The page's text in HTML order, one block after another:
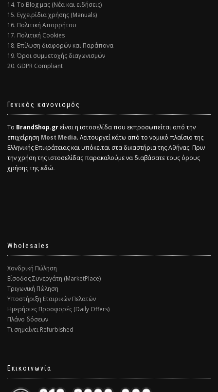
14. Το Blog μας (Νέα και ειδήσεις)
15. Εγχειρίδια χρήσης (Manuals)
16. Πολιτική Απορρήτου
17. Πολιτική Cookies
18. Επίλυση διαφορών και Παράπονα
19. Όροι συμμετοχής διαγωνισμών
20. GDPR Compliant
Γενικός κανονισμός
Το BrandShop.gr είναι η ιστοσελίδα που εκπροσωπείται από την
επιχείρηση Most Media. Λειτουργεί κάτω από το νομικό πλαίσιο της
Ελληνικής Επικράτειας και υπόκειται στα δικαστήρια της Αθήνας. Πριν
την χρήση της ιστοσελίδας παρακαλούμε να διαβάσατε τους όρους
χρήσης τηςεδώ.
Wholesales
Χονδρική Πώληση
Είσοδος Συνεργάτη (MarketPlace)
Τριγωνική Πώληση
Υποστήριξη Εταιρικών Πελατών
Ημερήσιες Προσφορές (Daily Offers)
Πλάνο δόσεων
Τι σημαίνει Refurbished
Επικοινωνία